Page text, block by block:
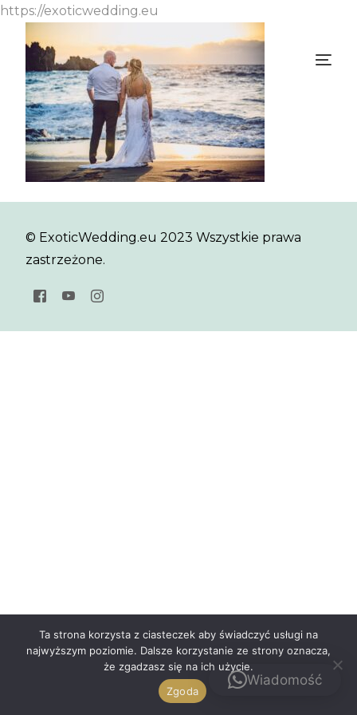
https://exoticwedding.eu
© ExoticWedding.eu 2023 Wszystkie prawa
zastrzeżone.
Kontakt
Wiadomość
Ta strona korzysta z ciasteczek aby świadczyć usługi na
najwyższym poziomie. Dalsze korzystanie ze strony oznacza,
że zgadzasz się na ich użycie.
Zgoda